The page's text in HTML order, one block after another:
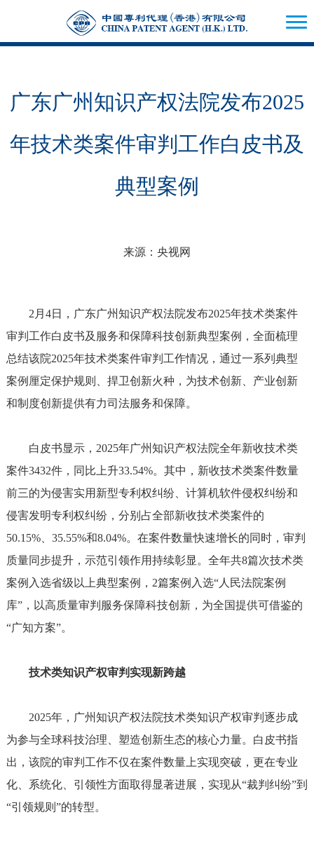
广东广州知识产权法院发布2025
年技术类案件审判工作白皮书及
典型案例
来源：央视网
2月4日，广东广州知识产权法院发布2025年技术类案件
审判工作白皮书及服务和保障科技创新典型案例，全面梳理
总结该院2025年技术类案件审判工作情况，通过一系列典型
案例厘定保护规则、捍卫创新火种，为技术创新、产业创新
和制度创新提供有力司法服务和保障。
白皮书显示，2025年广州知识产权法院全年新收技术类
案件3432件，同比上升33.54%。其中，新收技术类案件数量
前三的为侵害实用新型专利权纠纷、计算机软件侵权纠纷和
侵害发明专利权纠纷，分别占全部新收技术类案件的
50.15%、35.55%和8.04%。在案件数量快速增长的同时，审判
质量同步提升，示范引领作用持续彰显。全年共8篇次技术类
案例入选省级以上典型案例，2篇案例入选“人民法院案例
库”，以高质量审判服务保障科技创新，为全国提供可借鉴的
“广知方案”。
技术类知识产权审判实现新跨越
2025年，广州知识产权法院技术类知识产权审判逐步成
为参与全球科技治理、塑造创新生态的核心力量。白皮书指
出，该院的审判工作不仅在案件数量上实现突破，更在专业
化、系统化、引领性方面取得显著进展，实现从“裁判纠纷”到
“引领规则”的转型。